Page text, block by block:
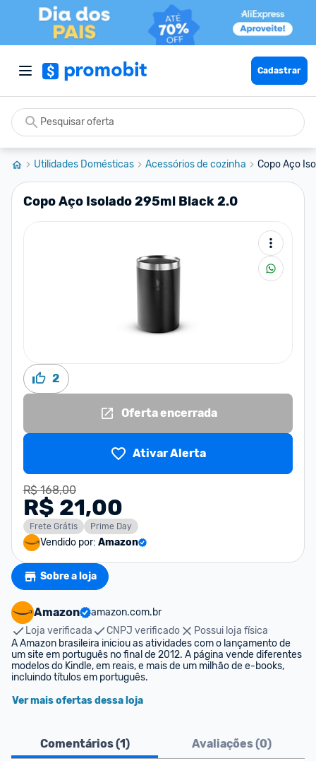
Cadastrar
Utilidades Domésticas Acessórios de cozinha Copo Aço
Copo Aço Isolado 295ml Black 2.0
2
Oferta encerrada
Ativar Alerta
R$ 168,00
R$ 21,00
Frete Grátis Prime Day
Vendido por: Amazon
Sobre a loja
Amazon
amazon.com.br
Loja verificada
CNPJ verificado
Possui loja física
A Amazon brasileira iniciou as atividades com o lançamento de
um site em português no final de 2012. A página vende diferentes
modelos do Kindle, em reais, e mais de um milhão de e-books,
incluindo títulos em português.
Ver mais ofertas dessa loja
Comentários (1) Avaliações (0)